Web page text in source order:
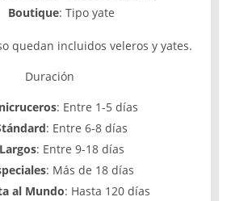
Boutique: Tipo yate
quedan incluidos veleros y yates.
Duración
: Entre 1-5 días
: Entre 6-8 días
Largos: Entre 9-18 días
: Más de 18 días
al Mundo: Hasta 120 días